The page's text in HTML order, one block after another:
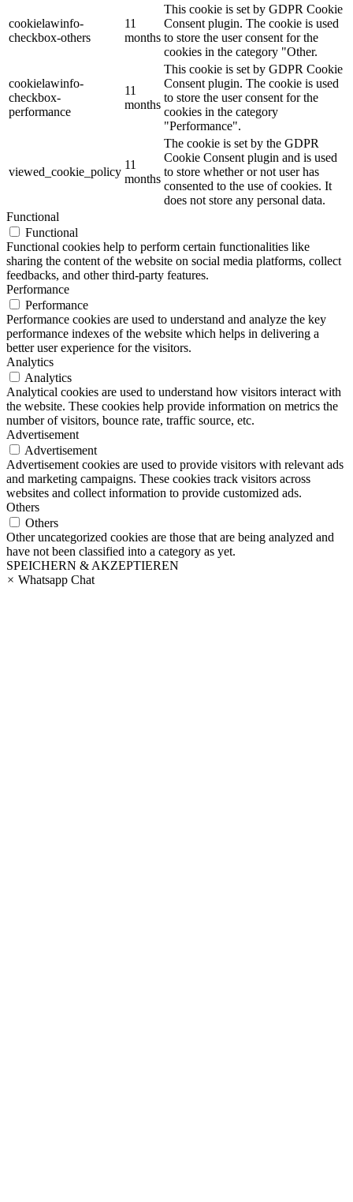
cookielawinfo-
checkbox-others
11
months
This cookie is set by GDPR Cookie
Consent plugin. The cookie is used
to store the user consent for the
cookies in the category "Other.
cookielawinfo-
checkbox-
performance
11
months
This cookie is set by GDPR Cookie
Consent plugin. The cookie is used
to store the user consent for the
cookies in the category
"Performance".
viewed_cookie_policy
11
months
The cookie is set by the GDPR
Cookie Consent plugin and is used
to store whether or not user has
consented to the use of cookies. It
does not store any personal data.
Functional
Functional
Functional cookies help to perform certain functionalities like
sharing the content of the website on social media platforms, collect
feedbacks, and other third-party features.
Performance
Performance
Performance cookies are used to understand and analyze the key
performance indexes of the website which helps in delivering a
better user experience for the visitors.
Analytics
Analytics
Analytical cookies are used to understand how visitors interact with
the website. These cookies help provide information on metrics the
number of visitors, bounce rate, traffic source, etc.
Advertisement
Advertisement
Advertisement cookies are used to provide visitors with relevant ads
and marketing campaigns. These cookies track visitors across
websites and collect information to provide customized ads.
Others
Others
Other uncategorized cookies are those that are being analyzed and
have not been classified into a category as yet.
SPEICHERN & AKZEPTIEREN
× Whatsapp Chat